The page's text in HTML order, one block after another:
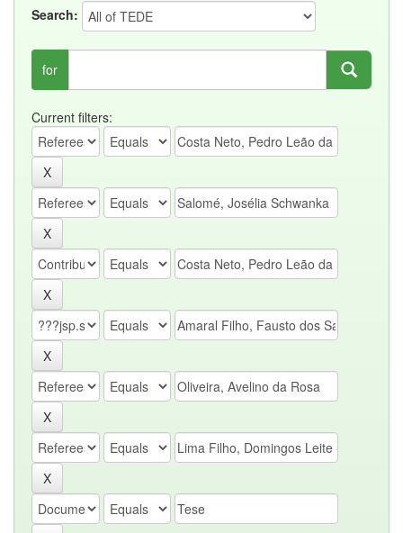
Search:
for
Current filters: